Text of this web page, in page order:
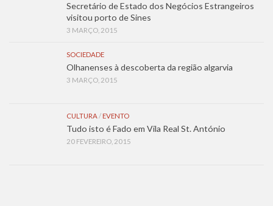
Secretário de Estado dos Negócios Estrangeiros
visitou porto de Sines
3 MARÇO, 2015
SOCIEDADE
Olhanenses à descoberta da região algarvia
3 MARÇO, 2015
CULTURA/ EVENTO
Tudo isto é Fado em Vila Real St. António
20 FEVEREIRO, 2015